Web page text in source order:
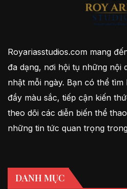
Royariasstudios.com mang
đa dạng, nơi hội tụ những nội
nhật mỗi ngày. Bạn có thể
đầy màu sắc, tiếp cận kiến
theo dõi các diễn biến thể
những tin tức quan trọng
DANH MỤC